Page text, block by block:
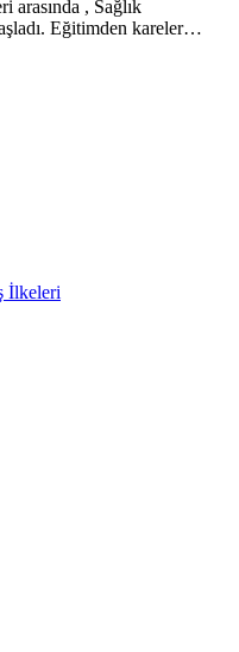
arasında , Sağlık
Eğitimden kareler…
İlkeleri